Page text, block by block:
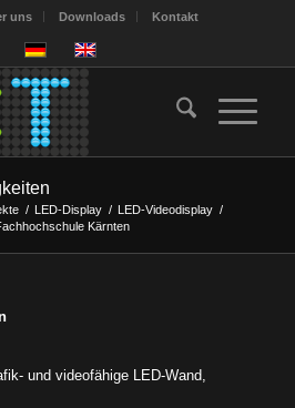
uns Downloads Kontakt
/ LED-Display / LED-Videodisplay /
Kärnten
und videofähige LED-Wand,